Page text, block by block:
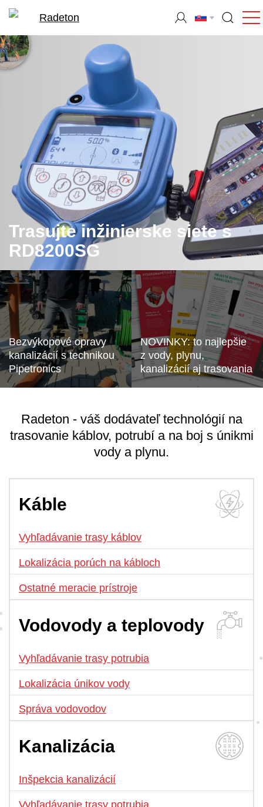
Trasujte inžinierske siete s
RD8200SG
Bezvýkopové opravy
kanalizácií s technikou
Pipetronics
NOVINKY: to najlepšie
z vody, plynu,
kanalizácií aj trasovania
Radeton - váš dodávateľ technológií na
trasovanie káblov, potrubí a na boj s únikmi
vody a plynu.
Káble
Vyhľadávanie trasy káblov
Lokalizácia porúch na kábloch
Ostatné meracie prístroje
Vodovody a teplovody
Vyhľadávanie trasy potrubia
Lokalizácia únikov vody
Správa vodovodov
Kanalizácia
Inšpekcia kanalizácií
Vyhľadávanie trasy potrubia